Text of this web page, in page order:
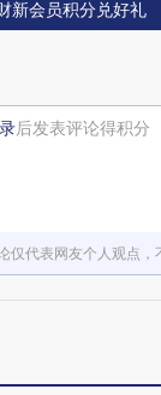
新会员积分兑好礼
后发表评论得积分
仅代表网友个人观点，